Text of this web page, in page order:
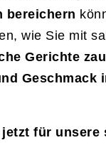
bereichern
wie Sie mit
Gerichte
Geschmack
für unsere